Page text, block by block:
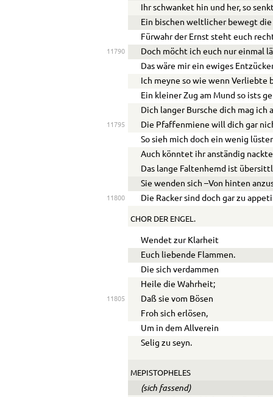
Ihr schwanket hin und her, so
Ein bischen weltlicher bewegt die
Fürwahr der Ernst steht euch
11790
Doch möcht ich euch nur einmal
Das wäre mir ein ewiges
Ich meyne so wie wenn Verliebte
Ein kleiner Zug am Mund so ists
Dich langer Bursche dich mag ich
11795
Die Pfaffenmiene will dich gar
So sieh mich doch ein wenig
Auch könntet ihr anständig
Das lange Faltenhemd ist
Sie wenden sich –Von hinten
11800 Die Racker sind doch gar zu
CHOR DER ENGEL.
Wendet zur Klarheit
Euch liebende Flammen.
Die sich verdammen
Heile die Wahrheit;
11805
Daß sie vom Bösen
Froh sich erlösen,
Um in dem Allverein
Selig zu seyn.
MEPISTOPHELES
(sich fassend)